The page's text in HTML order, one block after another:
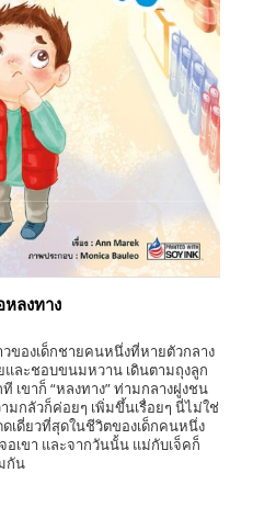
ลงทาง
ของเด็กชายคนหนึ่งที่หายตัวกลาง
และชอบขนมหวาน เดินตามถุงลูก
เขาก็ “หลงทาง” ท่ามกลางฝูงชน
มกลัวก็ค่อยๆ เพิ่มขึ้นเรื่อยๆ นี่ไม่ใช่
ดี่ยวที่สุดในชีวิตของเด็กคนหนึ่ง
อเขา และจากวันนั้น แม่กับเจ็คก็
กัน